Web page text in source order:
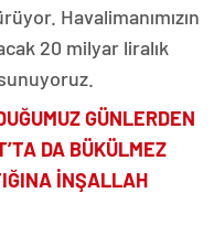
Havalimanımızın
20 milyar liralık
GÜNLERDEN
DA BÜKÜLMEZ
İNŞALLAH